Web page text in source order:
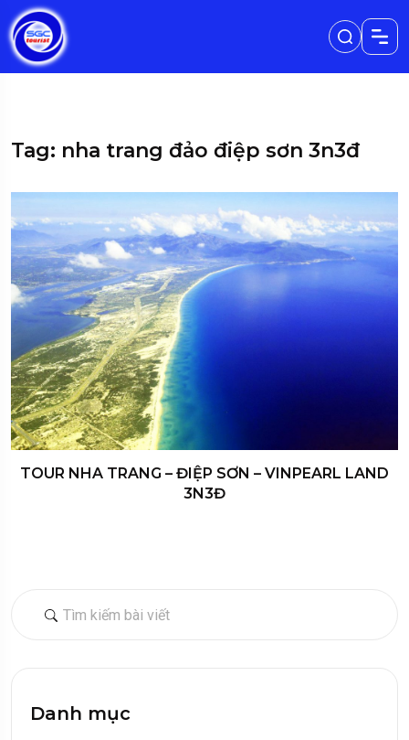
Danh mục
Tag: nha trang đảo điệp sơn 3n3đ
TOUR NHA TRANG – ĐIỆP SƠN – VINPEARL LAND
3N3Đ